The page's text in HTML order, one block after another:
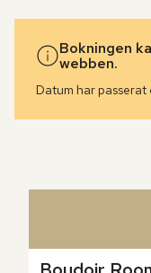
Bokningen
webben.
Datum har
Hoppa